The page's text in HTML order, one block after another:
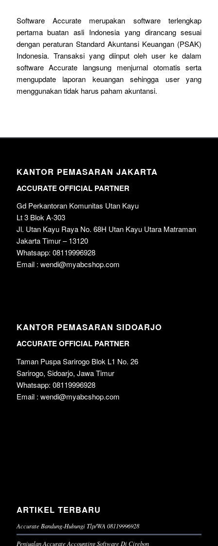
Software Accurate merupakan software terlengkap
pertama buatan asli Indonesia yang dirancang sesuai
dengan peraturan Standard Akuntansi Keuangan (PSAK)
Indonesia. Transaksi yang diinput oleh user ke dalam
software Accurate langsung menjurnal otomatis serta
mengupdate laporan keuangan sehingga user yang
menggunakan tidak harus paham akuntansi.
KANTOR PEMASARAN JAKARTA
ACCURATE OFFICIAL PARTNER
Gd Perkantoran Komunitas Utan Kayu
Lt 3 Blok A-303
Jl. Utan Kayu Raya No. 68H Utan Kayu Utara Matraman
Jakarta Timur – 13120
Whatsapp: 08119996928
Email : wendi@myabcshop.com
KANTOR PEMASARAN SIDOARJO
ACCURATE OFFICIAL PARTNER
Taman Puspa Sarirogo Blok L1 No. 26
Sarirogo, Sidoarjo, Jawa Timur
Whatsapp: 08119996928
Email : wendi@myabcshop.com
ARTIKEL TERBARU
Accurate Bandung-Hubungi Tlp/WA 08119996928
Penjualan Accurate Accounting Software Di Cirebon